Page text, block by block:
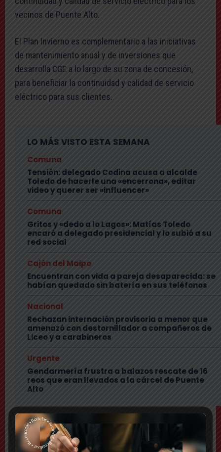
vecinos de Puente Alto.
El Plan Invierno es complementario a las iniciativas
de mantenimiento anual y de inversiones que
desarrolla CGE a lo largo de su zona de concesión,
para beneficiar la continuidad y calidad de servicio
eléctrico para sus clientes.
LO MÁS VISTO ESTA SEMANA
Comuna
Tensión: delegado Codina acusa a alcalde
Toledo de hacerle una «encerrona», editar
video y querer ser «influencer»
Comuna
Gritos y «dedo a lo Lagos»: Matías Toledo
encaró a delegado presidencial y lo subió a su
red social
Cajón del Maipo
Encuentran con vida a pareja desaparecida: se
habían quedado sin batería en sus teléfonos
Nacional
Rechazan internación provisoria a menor que
amenazó con destornillador a compañeros de
Liceo y a carabineros
Urgente
Gendarmería frustra a balazos rescate de 16
reos que eran llevados a la cárcel de Puente
Alto
TEMAS